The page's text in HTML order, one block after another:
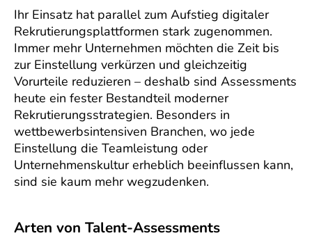
Ihr Einsatz hat parallel zum Aufstieg digitaler
Rekrutierungsplattformen stark zugenommen.
Immer mehr Unternehmen möchten die Zeit bis
zur Einstellung verkürzen und gleichzeitig
Vorurteile reduzieren – deshalb sind Assessments
heute ein fester Bestandteil moderner
Rekrutierungsstrategien. Besonders in
wettbewerbsintensiven Branchen, wo jede
Einstellung die Teamleistung oder
Unternehmenskultur erheblich beeinflussen kann,
sind sie kaum mehr wegzudenken.
Arten von Talent-Assessments